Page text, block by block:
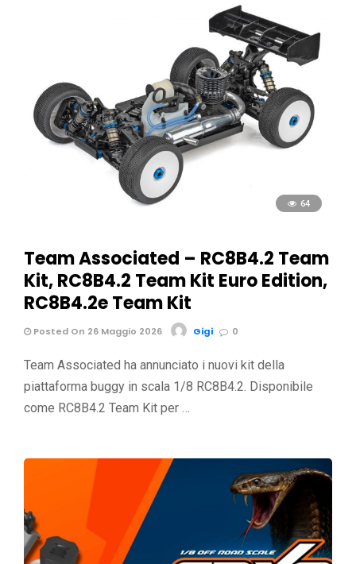
64
Team Associated – RC8B4.2 Team
Kit, RC8B4.2 Team Kit Euro Edition,
RC8B4.2e Team Kit
Posted On 26 Maggio 2026 Gigi 0
Team Associated ha annunciato i nuovi kit della
piattaforma buggy in scala 1/8 RC8B4.2. Disponibile
come RC8B4.2 Team Kit per …